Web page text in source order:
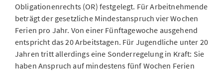
Obligationenrechts (OR) festgelegt. Für Arbeitnehmende
beträgt der gesetzliche Mindestanspruch vier Wochen
Ferien pro Jahr. Von einer Fünftagewoche ausgehend
entspricht das 20 Arbeitstagen. Für Jugendliche unter 20
Jahren tritt allerdings eine Sonderregelung in Kraft: Sie
haben Anspruch auf mindestens fünf Wochen Ferien